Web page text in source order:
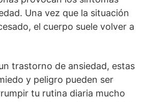
Una vez que la situación
el cuerpo suele volver a
trastorno de ansiedad, estas
y peligro pueden ser
tu rutina diaria mucho